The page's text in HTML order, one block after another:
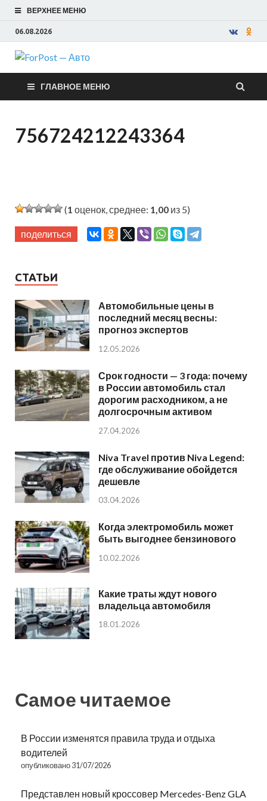
ВЕРХНЕЕ МЕНЮ
06.08.2026
ForPost —
Авто
ГЛАВНОЕ МЕНЮ
756724212243364
(1 оценок, среднее: 1,00 из 5)
поделиться
СТАТЬИ
Автомобильные цены в
последний месяц весны:
прогноз экспертов
12.05.2026
Срок годности — 3 года: почему
в России автомобиль стал
дорогим расходником, а не
долгосрочным активом
27.04.2026
Niva Travel против Niva Legend:
где обслуживание обойдется
дешевле
03.04.2026
Когда электромобиль может
быть выгоднее бензинового
10.02.2026
Какие траты ждут нового
владельца автомобиля
18.01.2026
Самое читаемое
В России изменятся правила труда и отдыха
водителей
опубликовано 31/07/2026
Представлен новый кроссовер Mercedes-Benz GLA